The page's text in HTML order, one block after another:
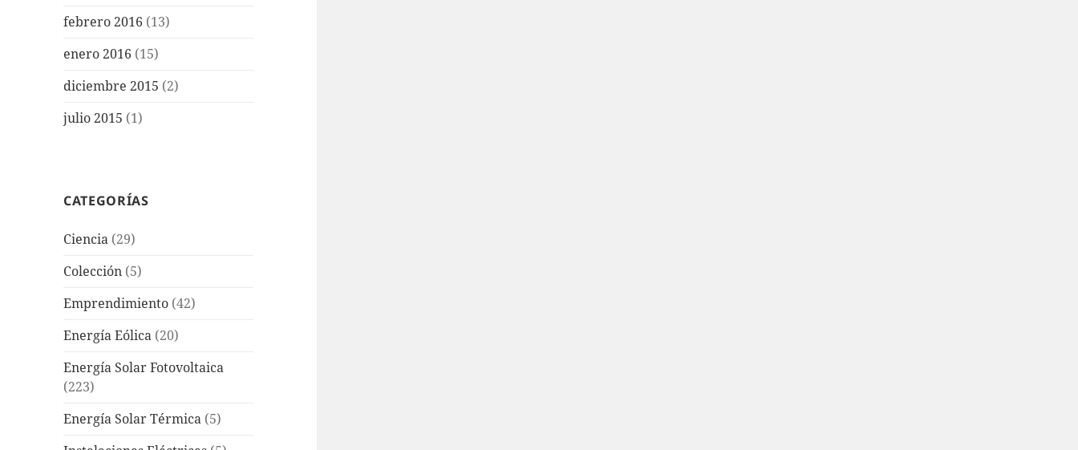
febrero 2016 (13)
enero 2016 (15)
diciembre 2015 (2)
julio 2015 (1)
CATEGORÍAS
Ciencia (29)
Colección (5)
Emprendimiento (42)
Energía Eólica (20)
Energía Solar Fotovoltaica
(223)
Energía Solar Térmica (5)